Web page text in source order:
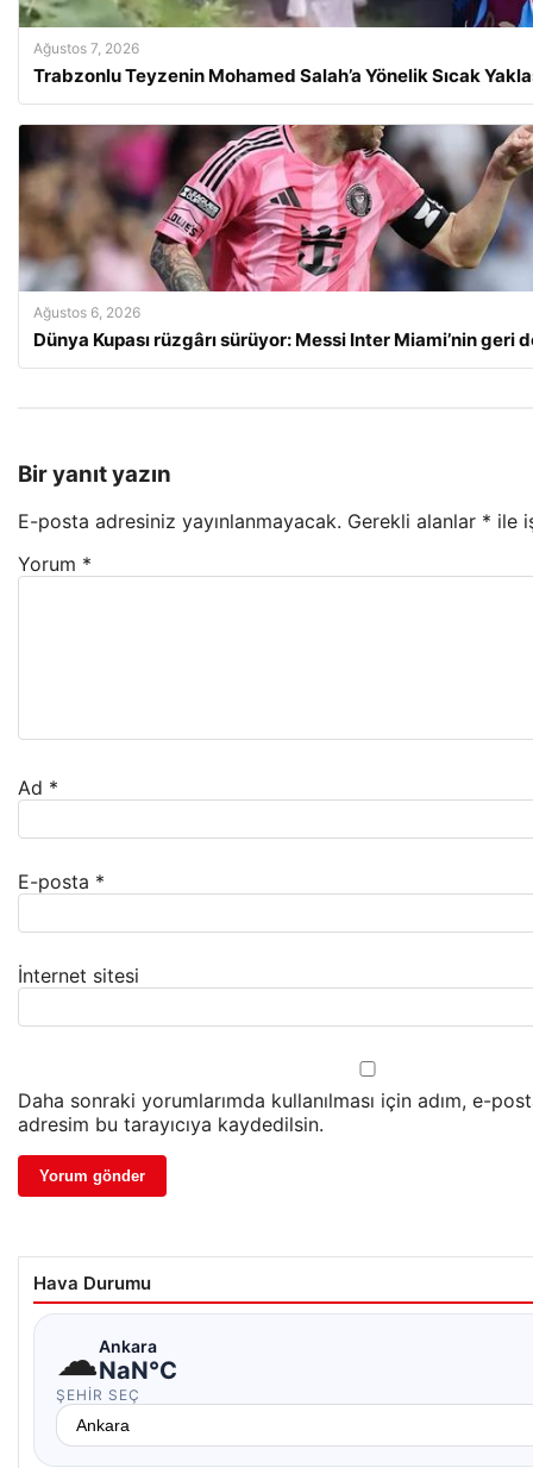
Ağustos 7, 2026
Trabzonlu Teyzenin Mohamed Salah’a Yönelik Sıcak
Ağustos 6, 2026
Dünya Kupası rüzgârı sürüyor: Messi Inter Miami’nin geri
Bir yanıt yazın
E-posta adresiniz yayınlanmayacak. Gerekli alanlar * ile
Yorum *
Ad *
E-posta *
İnternet sitesi
Daha sonraki yorumlarımda kullanılması için adım, e-
adresim bu tarayıcıya kaydedilsin.
Hava Durumu
☁Ankara
NaN°C
ŞEHIR SEÇ